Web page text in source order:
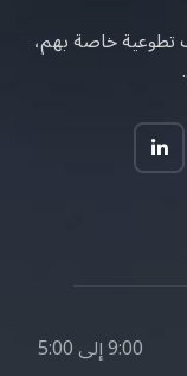
تطوعية خاصة بهم،
9:00 إلى 5:00